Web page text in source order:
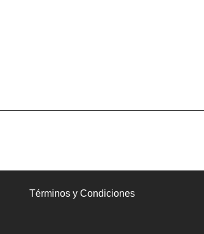
Términos y Condiciones